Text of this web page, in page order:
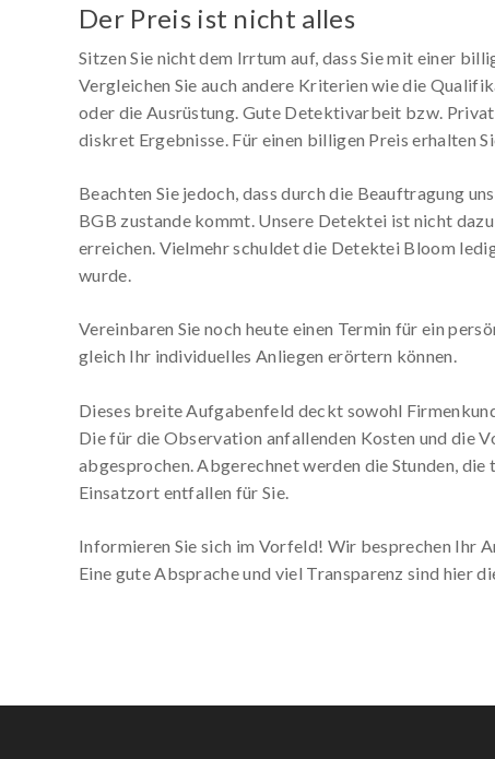
Der Preis ist nicht alles
Sitzen Sie nicht dem Irrtum auf, dass Sie mit einer
Vergleichen Sie auch andere Kriterien wie die
oder die Ausrüstung. Gute Detektivarbeit bzw.
diskret Ergebnisse. Für einen billigen Preis erhalten
Beachten Sie jedoch, dass durch die Beauftragung
BGB zustande kommt. Unsere Detektei ist nicht
erreichen. Vielmehr schuldet die Detektei Bloom
wurde.
Vereinbaren Sie noch heute einen Termin für ein
gleich Ihr individuelles Anliegen erörtern können.
Dieses breite Aufgabenfeld deckt sowohl
Die für die Observation anfallenden Kosten und die
abgesprochen. Abgerechnet werden die Stunden,
Einsatzort entfallen für Sie.
Informieren Sie sich im Vorfeld! Wir besprechen Ihr
Eine gute Absprache und viel Transparenz sind hier